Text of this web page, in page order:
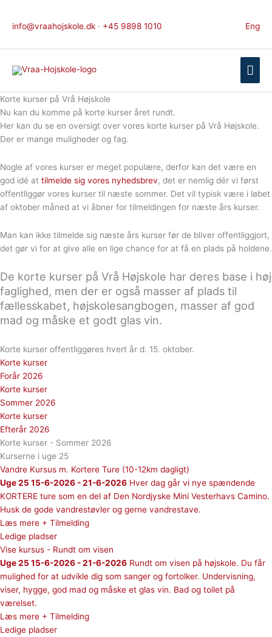
indholdet
info@vraahojskole.dk · +45 9898 1010 Eng
Korte kurser på Vrå Højskole
Nu kan du komme på korte kurser året rundt.
Her kan du se en oversigt over vores korte kurser på Vrå Højskole.
Der er mange muligheder og fag.
Nogle af vores kurser er meget populære, derfor kan det være en
god idé at tilmelde sig vores nyhedsbrev, det er nemlig dér vi først
offentliggør vores kurser til næste sommer. Det vil typisk være i løbet
af oktober måned at vi åbner for tilmeldingen for næste års kurser.
Man kan ikke tilmelde sig næste års kurser før de bliver offentliggjort,
det gør vi for at give alle en lige chance for at få en plads på holdene.
De korte kurser på Vrå Højskole har deres base i høj
faglighed, men der er også masser af plads til
fællesskabet, højskolesangbogen, masser af god
mad og måske et godt glas vin.
Korte kurser offentliggøres hvert år d. 15. oktober.
Korte kurser
Forår 2026
Korte kurser
Sommer 2026
Korte kurser
Efterår 2026
Korte kurser - Sommer 2026
Kurserne i uge 25
Vandre Kursus m. Kortere Ture (10-12km dagligt)
Uge 25 15-6-2026 - 21-6-2026 Hver dag går vi nye spændende
KORTERE ture som en del af Den Nordjyske Mini Vesterhavs Camino.
Husk de gode vandrestøvler og gerne vandrestave.
Læs mere + Tilmelding
Ledige pladser
Vise kursus - Rundt om visen
Uge 25 15-6-2026 - 21-6-2026 Rundt om visen på højskole. Du får
mulighed for at udvikle dig som sanger og fortolker. Undervisning,
viser, hygge, god mad og måske et glas vin. Bad og toilet på
værelset.
Læs mere + Tilmelding
Ledige pladser